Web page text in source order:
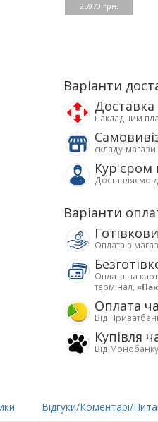
25970 грн.
Варіанти
накладним
складу-
Кур'єром
Доставляємо
Варіанти
Оплата в
Оплата на
термінал,
Оплата
Від
Купівля
Від
Відгуки/Коментарі/